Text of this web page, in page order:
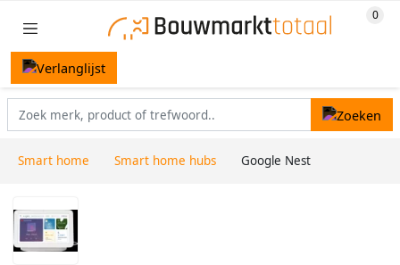
Smart home Smart home hubs Google Nest